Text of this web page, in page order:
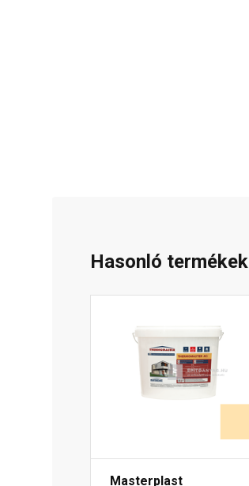
Hasonló termékek
Masterplast